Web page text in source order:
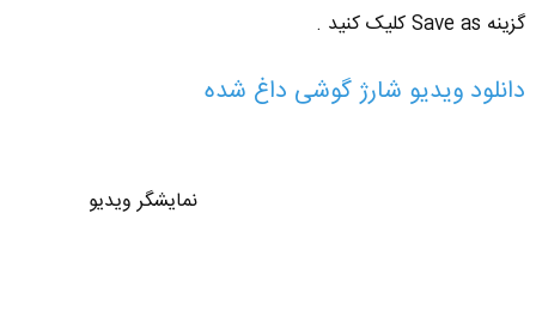
گزینه Save as کلیک کنید .
دانلود ویدیو شارژ گوشی داغ شده
نمایشگر ویدیو